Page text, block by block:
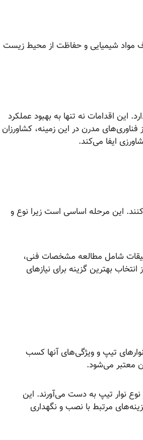
مواد شیمیایی و حفاظت از محیط زیست
این اقدامات نه تنها به بهبود عملکرد
مدرن در این زمینه، کشاورزان
ایفا می‌کند.
این مرحله اساسی است زیرا نوع و
شامل مطالعه مشخصات فنی،
بهترین گزینه برای نیازهای
تیپ و ویژگی‌های آنها کسب
معتبر می‌شود.
نوار تیپ به دست می‌آورند. این
مرتبط با نصب و نگهداری